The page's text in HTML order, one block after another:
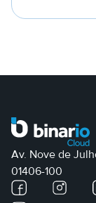
Av. Nove de
01406-100